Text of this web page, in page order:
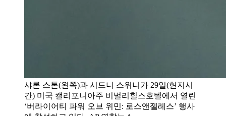
샤론 스톤(왼쪽)과 시드니 스위니가 29일(현지시
간) 미국 캘리포니아주 비벌리힐스호텔에서 열린
‘버라이어티 파워 오브 위민: 로스앤젤레스’ 행사